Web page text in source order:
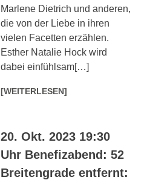
Marlene Dietrich und anderen,
die von der Liebe in ihren
vielen Facetten erzählen.
Esther Natalie Hock wird
dabei einfühlsam[…]
[WEITERLESEN]
20. Okt. 2023 19:30
Uhr Benefizabend: 52
Breitengrade entfernt: